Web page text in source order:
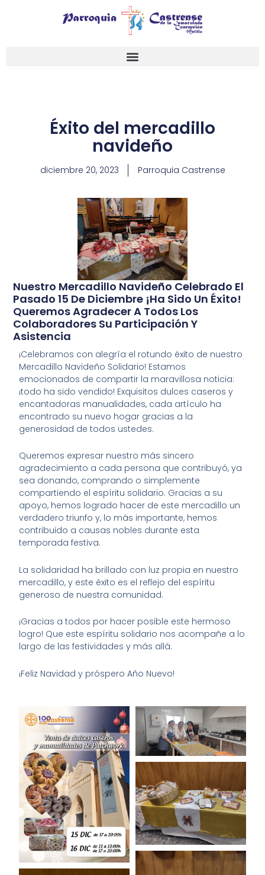
Éxito del mercadillo
navideño
diciembre 20, 2023 Parroquia Castrense
Nuestro Mercadillo Navideño Celebrado El
Pasado 15 De Diciembre ¡ha Sido Un Éxito!
Queremos Agradecer A Todos Los
Colaboradores Su Participación Y
Asistencia
¡Celebramos con alegría el rotundo éxito de nuestro
Mercadillo Navideño Solidario! Estamos
emocionados de compartir la maravillosa noticia:
¡todo ha sido vendido! Exquisitos dulces caseros y
encantadoras manualidades, cada artículo ha
encontrado su nuevo hogar gracias a la
generosidad de todos ustedes.
Queremos expresar nuestro más sincero
agradecimiento a cada persona que contribuyó, ya
sea donando, comprando o simplemente
compartiendo el espíritu solidario. Gracias a su
apoyo, hemos logrado hacer de este mercadillo un
verdadero triunfo y, lo más importante, hemos
contribuido a causas nobles durante esta
temporada festiva.
La solidaridad ha brillado con luz propia en nuestro
mercadillo, y este éxito es el reflejo del espíritu
generoso de nuestra comunidad.
¡Gracias a todos por hacer posible este hermoso
logro! Que este espíritu solidario nos acompañe a lo
largo de las festividades y más allá.
¡Feliz Navidad y próspero Año Nuevo!